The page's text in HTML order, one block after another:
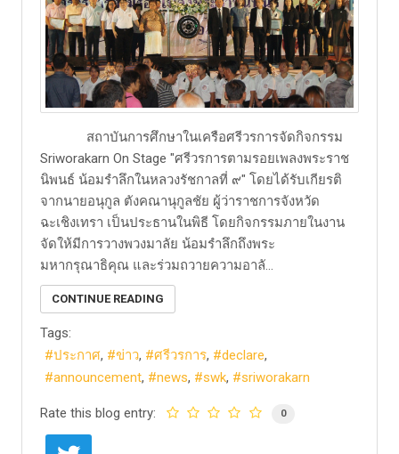
​ สถาบันการศึกษาในเครือศรีวรการจัดกิจกรรม
Sriworakarn On Stage "ศรีวรการตามรอยเพลงพระราช
นิพนธ์ น้อมรำลึกในหลวงรัชกาลที่ ๙" โดยได้รับเกียรติ
จากนายอนุกูล ตังคณานุกูลชัย ผู้ว่าราชการจังหวัด
ฉะเชิงเทรา เป็นประธานในพิธี โดยกิจกรรมภายในงาน
จัดให้มีการวางพวงมาลัย น้อมรำลึกถึงพระ
มหากรุณาธิคุณ และร่วมถวายความอาลั...
CONTINUE READING
Tags:
ประกาศ
ข่าว ศรีวรการ
declare
announcement
news swk sriworakarn
Rate this blog entry: 0